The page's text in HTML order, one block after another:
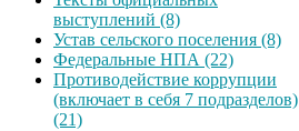
выступлений (8)
Устав сельского поселения (8)
Федеральные НПА (22)
Противодействие коррупции
(включает в себя 7 подразделов)
(21)